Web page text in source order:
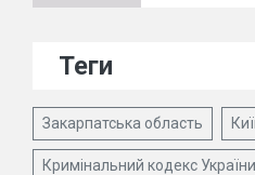
Теги
Закарпатська область
Кримінальний кодекс України